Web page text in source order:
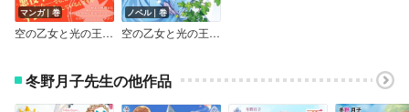
マンガ｜巻
空の乙女と光の王子－呪いをかけられた悪役令嬢は愛を望む－【Renta！限定特典付き】【コミックス版】
ノベル｜巻
空の乙女と光の王子-呪いをかけられた悪役令嬢は愛を望む-【電子限定特典付き】
冬野月子先生の他作品